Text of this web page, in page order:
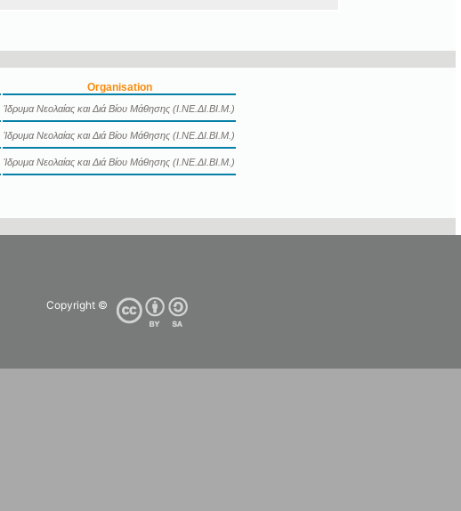
Organisation
Ίδρυμα Νεολαίας και Διά Βίου Μάθησης (Ι.ΝΕ.ΔΙ.ΒΙ.Μ.)
Ίδρυμα Νεολαίας και Διά Βίου Μάθησης (Ι.ΝΕ.ΔΙ.ΒΙ.Μ.)
Ίδρυμα Νεολαίας και Διά Βίου Μάθησης (Ι.ΝΕ.ΔΙ.ΒΙ.Μ.)